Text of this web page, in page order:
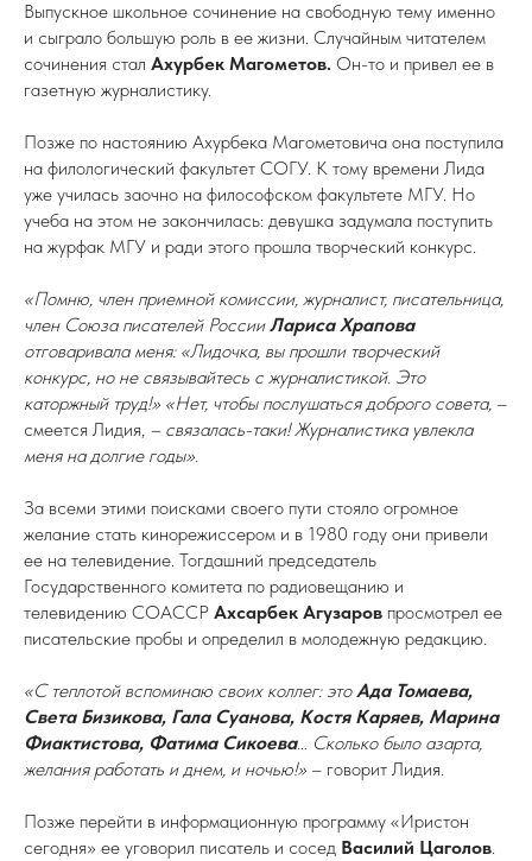
Выпускное школьное сочинение на свободную тему именно
и сыграло большую роль в ее жизни. Случайным читателем
сочинения стал Ахурбек Магометов. Он-то и привел ее в
газетную журналистику.
Позже по настоянию Ахурбека Магометовича она поступила
на филологический факультет СОГУ. К тому времени Лида
уже училась заочно на философском факультете МГУ. Но
учеба на этом не закончилась: девушка задумала поступить
на журфак МГУ и ради этого прошла творческий конкурс.
«Помню, член приемной комиссии, журналист, писательница,
член Союза писателей РоссииЛариса Храпова
отговаривала меня: «Лидочка, вы прошли творческий
конкурс, но не связывайтесь с журналистикой. Это
каторжный труд!» «Нет, чтобы послушаться доброго совета, –
смеется Лидия, – связалась-таки! Журналистика увлекла
меня на долгие годы».
За всеми этими поисками своего пути стояло огромное
желание стать кинорежиссером и в 1980 году они привели
ее на телевидение. Тогдашний председатель
Государственного комитета по радиовещанию и
телевидению СОАССР Ахсарбек Агузаров просмотрел ее
писательские пробы и определил в молодежную редакцию.
«С теплотой вспоминаю своих коллег: этоАда Томаева,
Света Бизикова, Гала Суанова, Костя Каряев, Марина
Фиактистова, Фатима Сикоева… Сколько было азарта,
желания работать и днем, и ночью!» – говорит Лидия.
Позже перейти в информационную программу «Иристон
сегодня» ее уговорил писатель и сосед Василий Цаголов.